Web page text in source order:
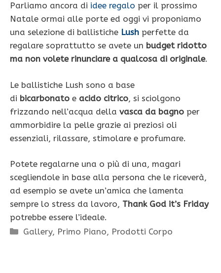
Parliamo ancora di idee regalo per il prossimo
Natale ormai alle porte ed oggi vi proponiamo
una selezione di ballistiche Lush perfette da
regalare soprattutto se avete un budget ridotto
ma non volete rinunciare a qualcosa di originale.
Le ballistiche Lush sono a base
di bicarbonato e acido citrico, si sciolgono
frizzando nell’acqua della vasca da bagno per
ammorbidire la pelle grazie ai preziosi oli
essenziali, rilassare, stimolare e profumare.
Potete regalarne una o più di una, magari
scegliendole in base alla persona che le riceverà,
ad esempio se avete un’amica che lamenta
sempre lo stress da lavoro, Thank God it’s Friday
potrebbe essere l’ideale.
Categorie
Gallery, Primo Piano, Prodotti Corpo